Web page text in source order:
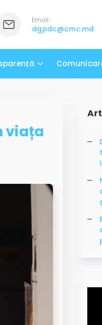
Email:
dgpdc@cmc.md
viața